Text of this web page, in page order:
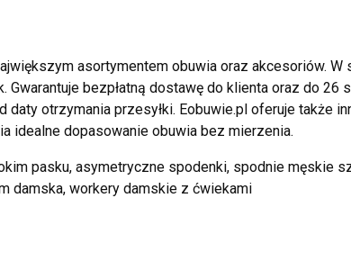
asortymentem obuwia oraz akcesoriów.
bezpłatną dostawę do klienta oraz do 26
otrzymania przesyłki. Eobuwie.pl oferuje także
idealne dopasowanie obuwia bez mierzenia.
pasku, asymetryczne spodenki, spodnie męskie
damska, workery damskie z ćwiekami